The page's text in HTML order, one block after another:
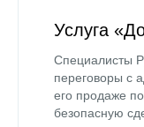
Услуга
Специалисты
переговоры с
его продаже
безопасную